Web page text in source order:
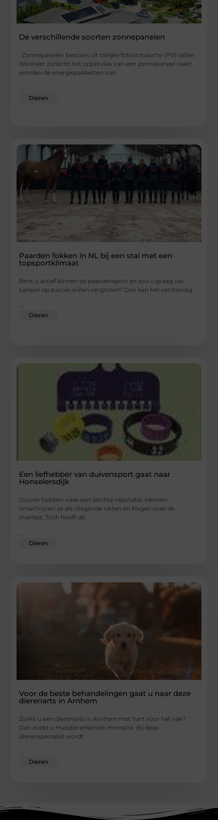
De verschillende soorten zonnepanelen
Zonnepanelen bestaan uit talrijke fotovoltaïsche (PV) cellen.
Wanneer zonlicht het oppervlak van een zonnepaneel raakt,
worden de energiepakketten van
Dieren
Paarden fokken in NL bij een stal met een
topsportklimaat
Bent u actief binnen de paardensport en zou u graag uw
kansen op succes willen vergroten? Dan kan het verstandig
...
Dieren
Een liefhebber van duivensport gaat naar
Honselersdijk
Duiven hebben vaak een slechte reputatie. Mensen
omschrijven ze als vliegende ratten en klagen over de
overlast. Toch hoeft dit
Dieren
Voor de beste behandelingen gaat u naar deze
dierenarts in Arnhem
Zoekt u een dierenarts in Arnhem met hart voor het vak?
Dan zoekt u Huisdierenkliniek Hornstra. Bij deze
dierenspecialist wordt
...
Dieren